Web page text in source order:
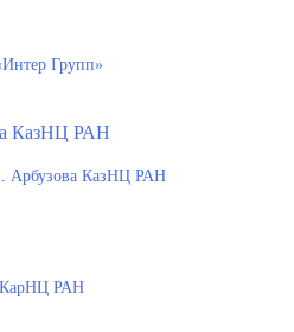
Групп»
КазНЦ РАН
РАН